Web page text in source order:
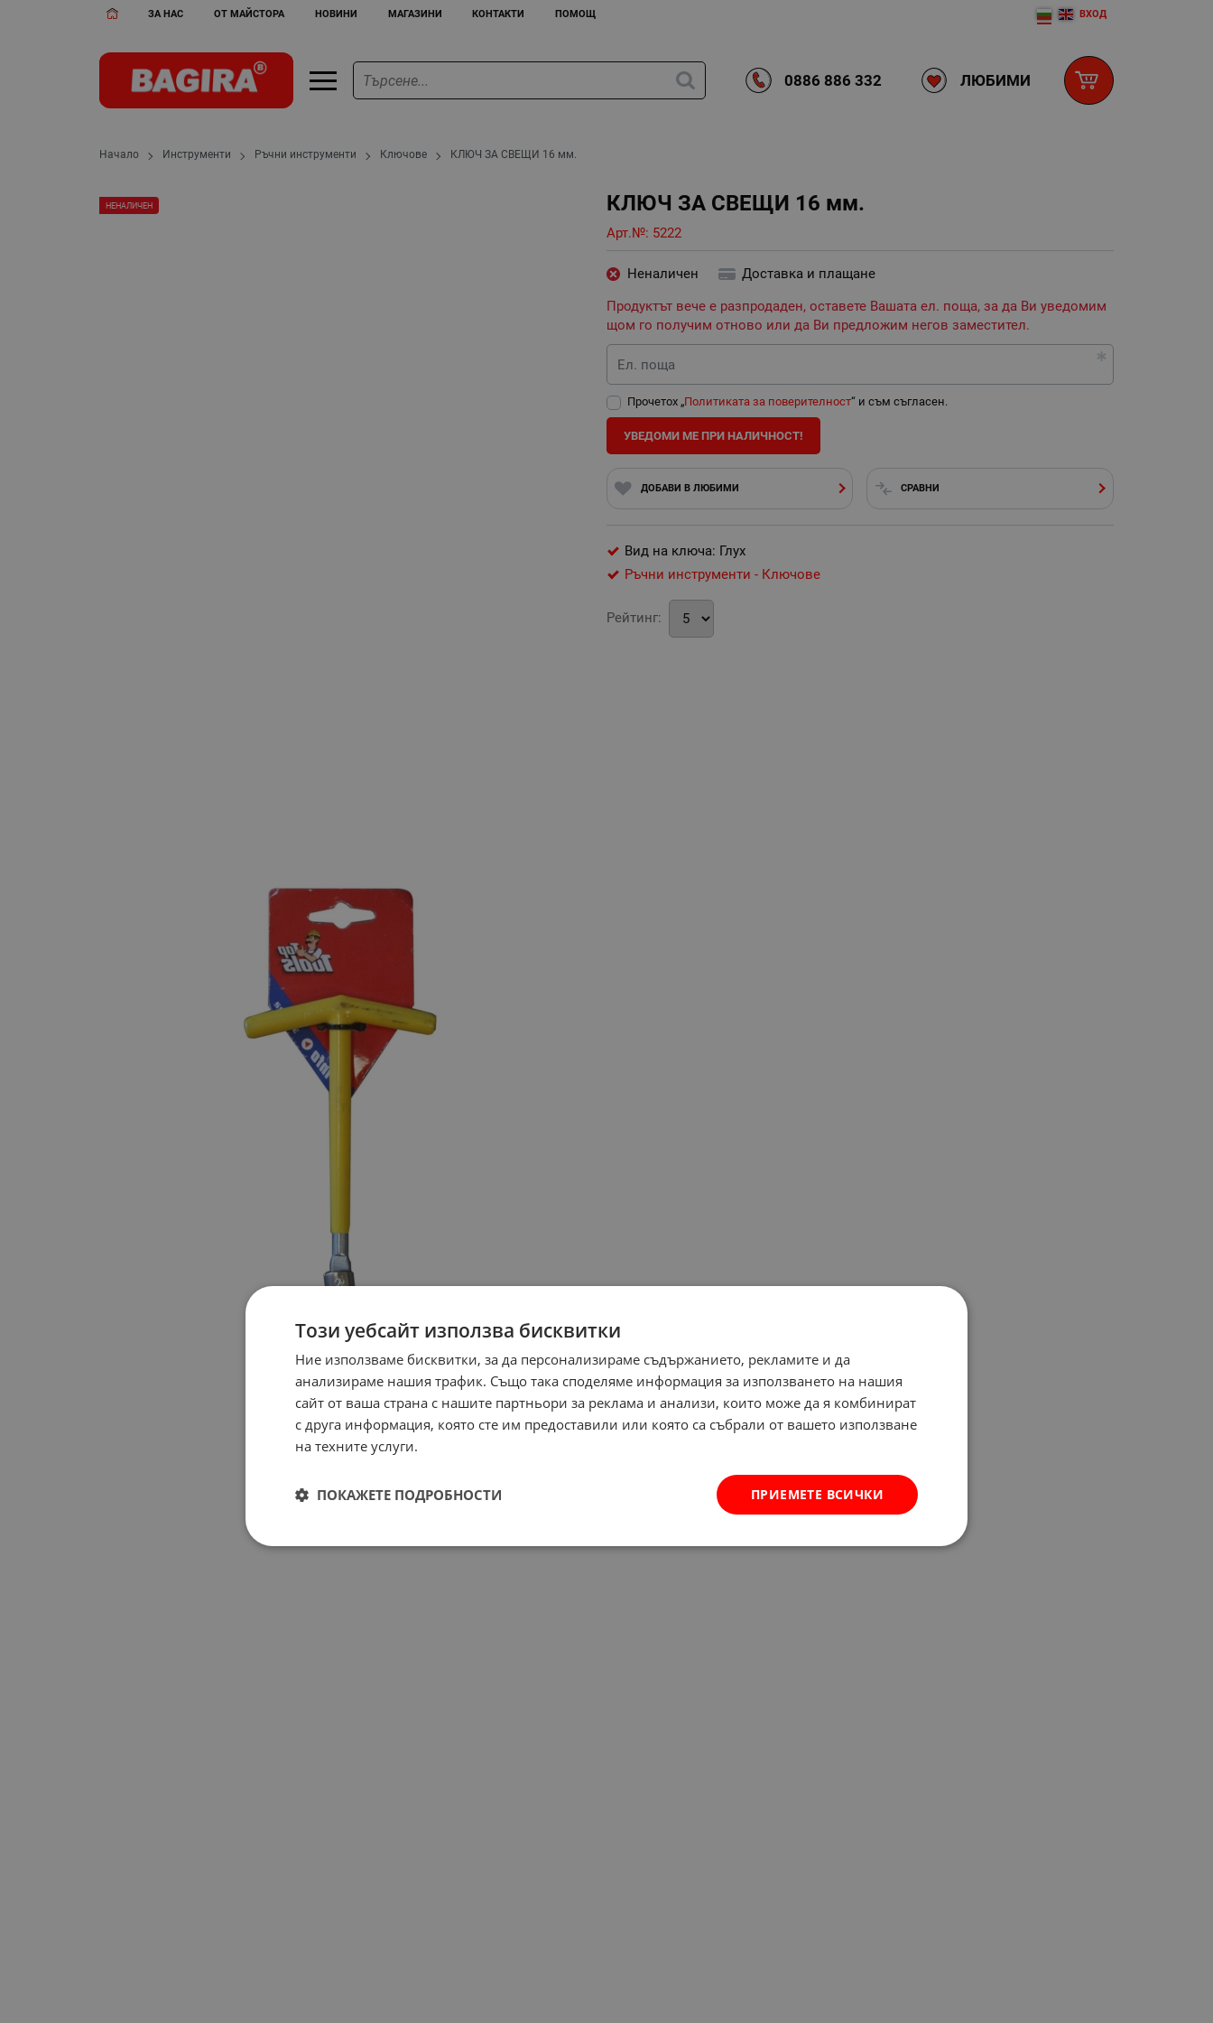
ЗА НАС ОТ МАЙСТОРА НОВИНИ МАГАЗИНИ КОНТАКТИ ПОМОЩ ВХОД
0886 886 332 ЛЮБИМИ
Начало Инструменти Ръчни инструменти Ключове КЛЮЧ ЗА СВЕЩИ 16 мм.
КЛЮЧ ЗА СВЕЩИ 16 мм.
Арт.№: 5222
НЕНАЛИЧЕН
Неналичен
Доставка и плащане
Продуктът вече е разпродаден, оставете Вашата ел. поща, за да Ви уведомим
щом го получим отново или да Ви предложим негов заместител.
Ел. поща
Прочетох „Политиката за поверителност“ и съм съгласен.
УВЕДОМИ МЕ ПРИ НАЛИЧНОСТ!
ДОБАВИ В ЛЮБИМИ СРАВНИ
Вид на ключа: Глух
Ръчни инструменти - Ключове
Рейтинг:
Този уебсайт използва бисквитки
Ние използваме бисквитки, за да персонализираме съдържанието, рекламите и да
анализираме нашия трафик. Също така споделяме информация за използването на нашия
сайт от ваша страна с нашите партньори за реклама и анализи, които може да я комбинират
с друга информация, която сте им предоставили или която са събрали от вашето използване
на техните услуги.
ПРИЕМЕТЕ ВСИЧКИ
ПОКАЖЕТЕ ПОДРОБНОСТИ